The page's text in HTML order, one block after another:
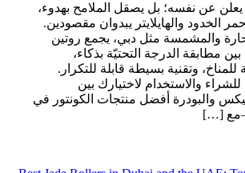
يعلن عن نفسه؛ بل يصقل الملامح بهدوء،
الخدود والهايلايتر يبدوان مقصودين.
والمشمسة مثل دبي، يجمع روتين
بين مطابقة الدرجة التحتيّة بذكاء،
وتقنية بسيطة قابلة للتكرار.
للشراء والاستخدام لاختيارك بين
والبودرة أفضل منتجات الكونتور في
[…]